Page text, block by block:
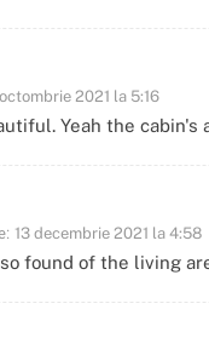
2021 la 5:16
Yeah the cabin's
13 decembrie 2021 la 4:58
found of the living